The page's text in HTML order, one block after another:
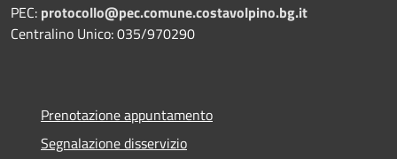
PEC: protocollo@pec.comune.costavolpino.bg.it
Centralino Unico: 035/970290
Prenotazione appuntamento
Segnalazione disservizio